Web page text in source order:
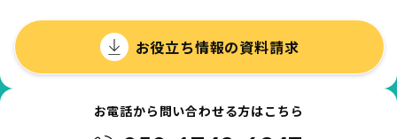
お役立ち情報の資料請求
お電話から問い合わせる方はこちら